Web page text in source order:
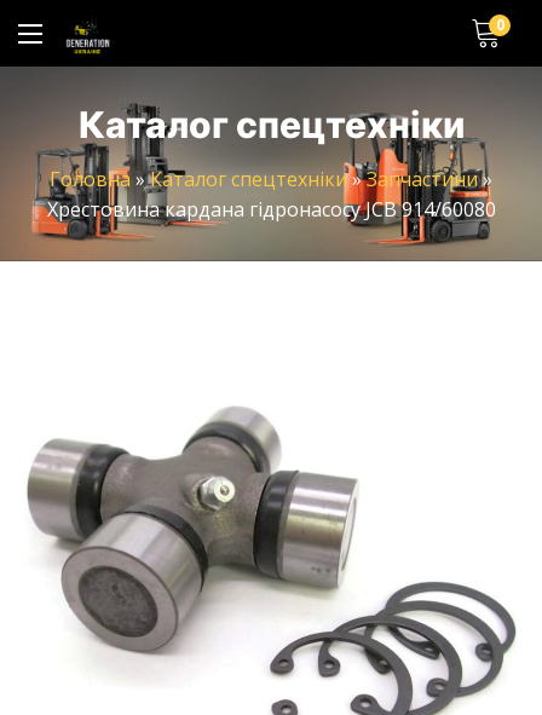
0
Каталог спецтехніки
Головна»Каталог спецтехніки»Запчастини»
Хрестовина кардана гідронасосу JCB 914/60080